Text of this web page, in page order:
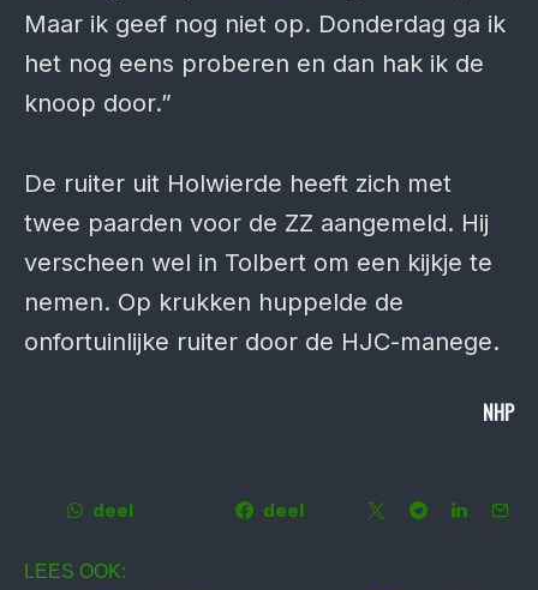
Maar ik geef nog niet op. Donderdag ga ik
het nog eens proberen en dan hak ik de
knoop door.”
De ruiter uit Holwierde heeft zich met
twee paarden voor de ZZ aangemeld. Hij
verscheen wel in Tolbert om een kijkje te
nemen. Op krukken huppelde de
onfortuinlijke ruiter door de HJC-manege.
NHP
deel deel
LEES OOK: